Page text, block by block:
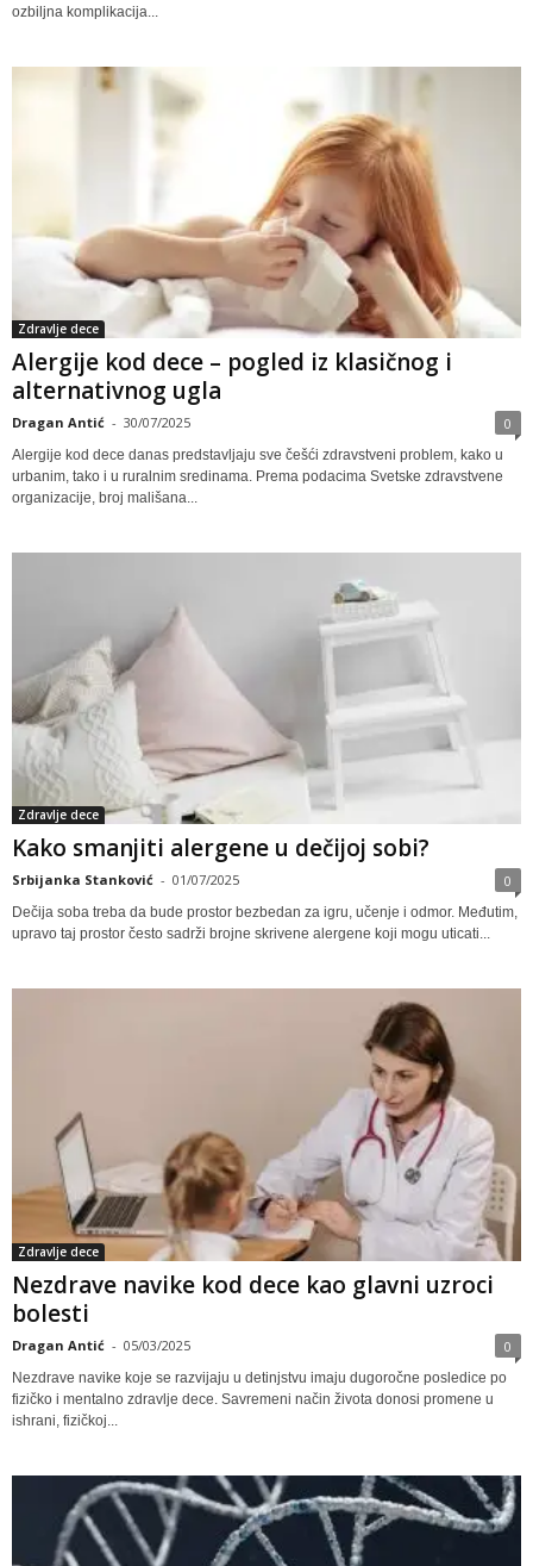
ozbiljna komplikacija...
Zdravlje dece
Alergije kod dece – pogled iz klasičnog i
alternativnog ugla
Dragan Antić - 30/07/2025 0
Alergije kod dece danas predstavljaju sve češći zdravstveni problem, kako u
urbanim, tako i u ruralnim sredinama. Prema podacima Svetske zdravstvene
organizacije, broj mališana...
Zdravlje dece
Kako smanjiti alergene u dečijoj sobi?
Srbijanka Stanković - 01/07/2025 0
Dečija soba treba da bude prostor bezbedan za igru, učenje i odmor. Međutim,
upravo taj prostor često sadrži brojne skrivene alergene koji mogu uticati...
Zdravlje dece
Nezdrave navike kod dece kao glavni uzroci
bolesti
Dragan Antić - 05/03/2025 0
Nezdrave navike koje se razvijaju u detinjstvu imaju dugoročne posledice po
fizičko i mentalno zdravlje dece. Savremeni način života donosi promene u
ishrani, fizičkoj...